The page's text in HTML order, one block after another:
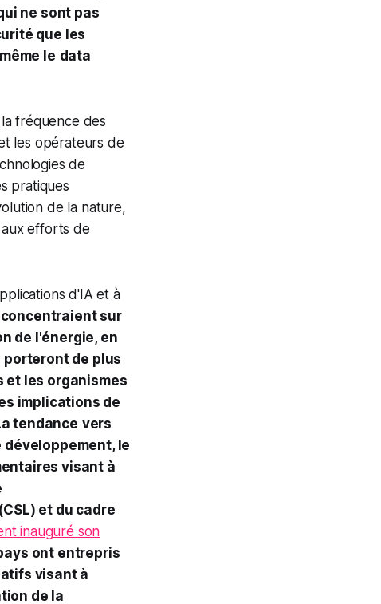
ne sont pas
que les
le data
fréquence des
les opérateurs de
de
pratiques
de la nature,
efforts de
d'IA et à
sur
de l'énergie, en
porteront de plus
et les organismes
implications de
tendance vers
développement, le
visant à
et du cadre
inauguré son
ont entrepris
visant à
de la